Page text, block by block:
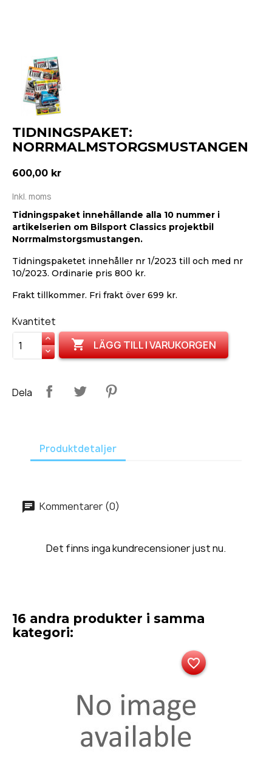
TIDNINGSPAKET:
NORRMALMSTORGSMUSTANGEN
600,00 kr
Inkl. moms
Tidningspaket innehållande alla 10 nummer i
artikelserien om Bilsport Classics projektbil
Norrmalmstorgsmustangen.
Tidningspaketet innehåller nr 1/2023 till och med nr
10/2023. Ordinarie pris 800 kr.
Frakt tillkommer. Fri frakt över 699 kr.
Kvantitet
 LÄGG TILL I VARUKORGEN
Dela
Produktdetaljer
Kommentarer (0)
Det finns inga kundrecensioner just nu.
16 andra produkter i samma
kategori:
favorite_border